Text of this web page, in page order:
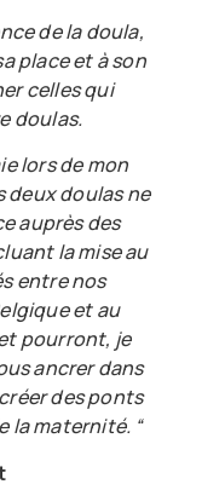
de la doula,
place et à son
celles qui
doulas.
lors de mon
deux doulas ne
auprès des
la mise au
entre nos
et au
pourront, je
ancrer dans
des ponts
la maternité. “